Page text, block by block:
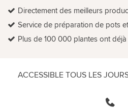
Directement des meilleurs
Service de préparation de pots
Plus de 100 000 plantes ont
ACCESSIBLE TOUS LES